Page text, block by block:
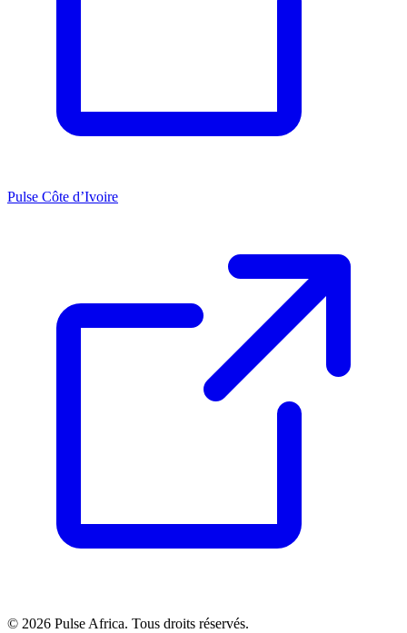
Pulse Côte d’Ivoire
© 2026 Pulse Africa. Tous droits réservés.